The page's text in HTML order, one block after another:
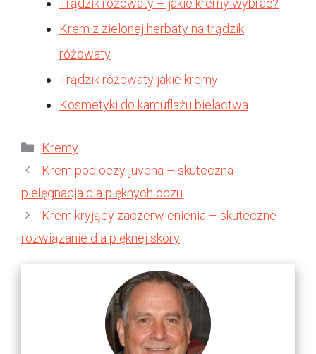
Trądzik różowaty – jakie kremy wybrać?
Krem z zielonej herbaty na trądzik
różowaty
Trądzik różowaty jakie kremy
Kosmetyki do kamuflażu bielactwa
Kategorie
Kremy
Krem pod oczy juvena – skuteczna
pielęgnacja dla pięknych oczu
Krem kryjący zaczerwienienia – skuteczne
rozwiązanie dla pięknej skóry